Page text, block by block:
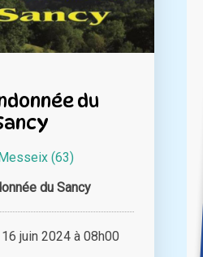
du
(63)
du Sancy
juin 2024 à 08h00